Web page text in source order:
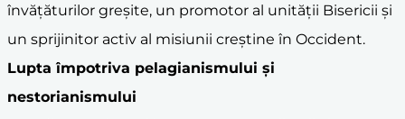
învățăturilor greșite, un promotor al unității Bisericii și
un sprijinitor activ al misiunii creștine în Occident.
Lupta împotriva pelagianismului și
nestorianismului